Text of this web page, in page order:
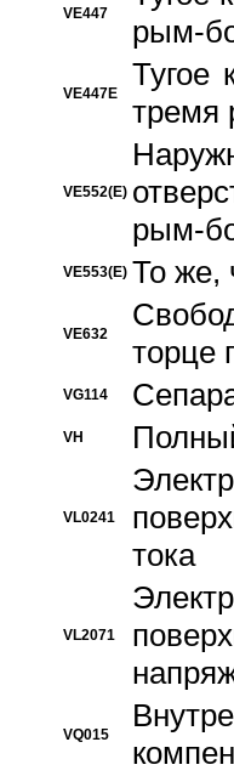
VE447
рым-
VE447E
Тугое
тремя
VE552(E)
рым-
VE553(E) То же,
VE632
торце
VG114
VH
VL0241
тока
VL2071
VQ015